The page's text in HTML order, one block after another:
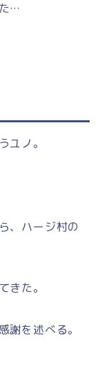
…
ユノ。
、ハージ村の
きた。
謝を述べる。